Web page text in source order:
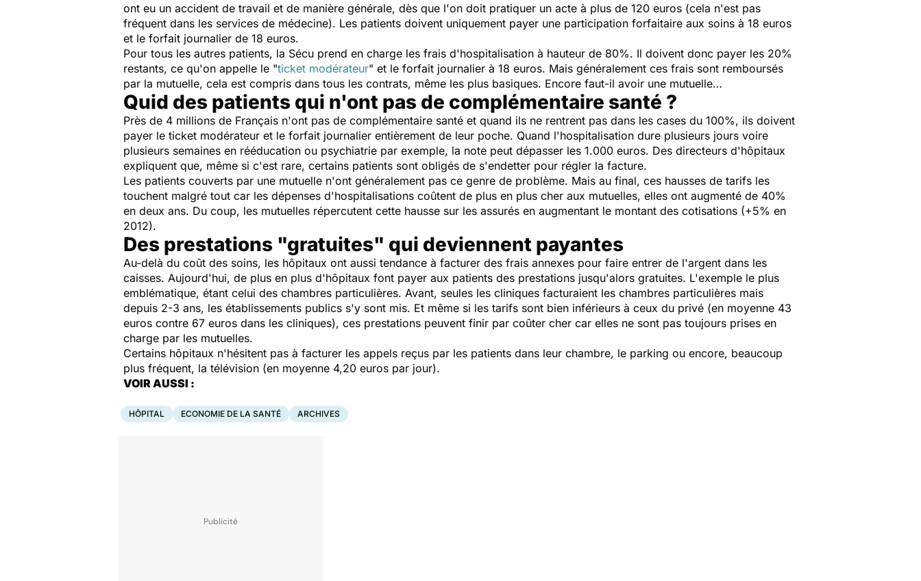
ont eu un accident de travail et de manière générale, dès que l'on doit pratiquer un acte à plus de 120 euros (cela n'est pas
fréquent dans les services de médecine). Les patients doivent uniquement payer une participation forfaitaire aux soins à 18 euros
et le forfait journalier de 18 euros.
Pour tous les autres patients, la Sécu prend en charge les frais d'hospitalisation à hauteur de 80%. Il doivent donc payer les 20%
restants, ce qu'on appelle le "ticket modérateur" et le forfait journalier à 18 euros. Mais généralement ces frais sont remboursés
par la mutuelle, cela est compris dans tous les contrats, même les plus basiques. Encore faut-il avoir une mutuelle…
Quid des patients qui n'ont pas de complémentaire santé ?
Près de 4 millions de Français n'ont pas de complémentaire santé et quand ils ne rentrent pas dans les cases du 100%, ils doivent
payer le ticket modérateur et le forfait journalier entièrement de leur poche. Quand l'hospitalisation dure plusieurs jours voire
plusieurs semaines en rééducation ou psychiatrie par exemple, la note peut dépasser les 1.000 euros. Des directeurs d'hôpitaux
expliquent que, même si c'est rare, certains patients sont obligés de s'endetter pour régler la facture.
Les patients couverts par une mutuelle n'ont généralement pas ce genre de problème. Mais au final, ces hausses de tarifs les
touchent malgré tout car les dépenses d'hospitalisations coûtent de plus en plus cher aux mutuelles, elles ont augmenté de 40%
en deux ans. Du coup, les mutuelles répercutent cette hausse sur les assurés en augmentant le montant des cotisations (+5% en
2012).
Des prestations "gratuites" qui deviennent payantes
Au-delà du coût des soins, les hôpitaux ont aussi tendance à facturer des frais annexes pour faire entrer de l'argent dans les
caisses. Aujourd'hui, de plus en plus d'hôpitaux font payer aux patients des prestations jusqu'alors gratuites. L'exemple le plus
emblématique, étant celui des chambres particulières. Avant, seules les cliniques facturaient les chambres particulières mais
depuis 2-3 ans, les établissements publics s'y sont mis. Et même si les tarifs sont bien inférieurs à ceux du privé (en moyenne 43
euros contre 67 euros dans les cliniques), ces prestations peuvent finir par coûter cher car elles ne sont pas toujours prises en
charge par les mutuelles.
Certains hôpitaux n'hésitent pas à facturer les appels reçus par les patients dans leur chambre, le parking ou encore, beaucoup
plus fréquent, la télévision (en moyenne 4,20 euros par jour).
VOIR AUSSI :
HÔPITAL ECONOMIE DE LA SANTÉ ARCHIVES